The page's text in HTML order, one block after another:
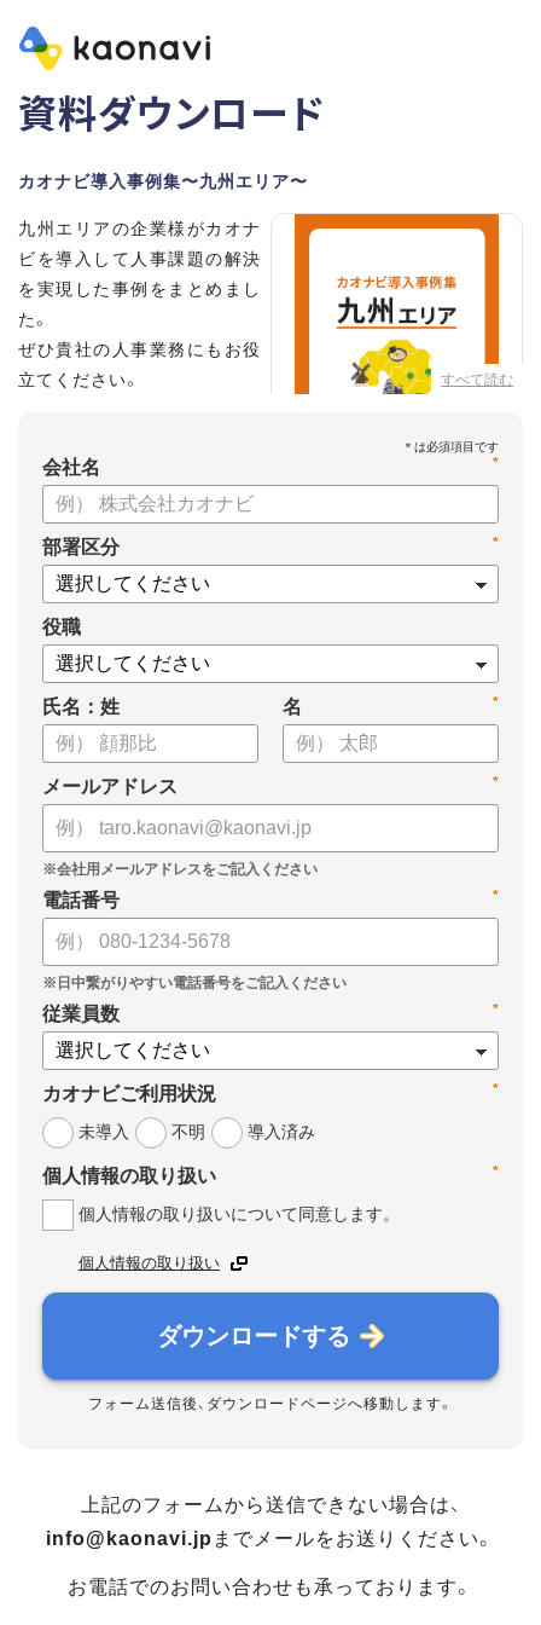
資料ダウンロード
カオナビ導入事例集〜九州エリア〜
すべて読む
九州エリアの企業様がカオナ
ビを導入して人事課題の解決
を実現した事例をまとめまし
た。
ぜひ貴社の人事業務にもお役
立てください。
*
会社名
*
部署区分
役職
氏名：姓 *
名
*
メールアドレス
*
電話番号
*
従業員数
*
カオナビご利用状況
未導入
不明 導入済み
*
個人情報の取り扱い
個人情報の取り扱いについて同意します。
個人情報の取り扱い
ダウンロードする
フォーム送信後、ダウンロードページへ移動します。
上記のフォームから送信できない場合は、
info@kaonavi.jp までメールをお送りください。
お電話でのお問い合わせも承っております。